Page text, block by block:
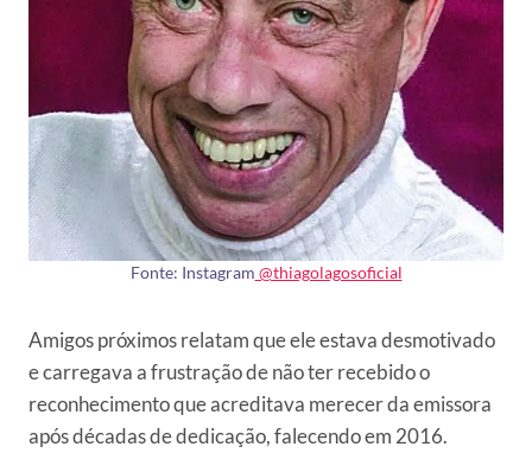
Fonte: Instagram @thiagolagosoficial
Amigos próximos relatam que ele estava desmotivado
e carregava a frustração de não ter recebido o
reconhecimento que acreditava merecer da emissora
após décadas de dedicação, falecendo em 2016.